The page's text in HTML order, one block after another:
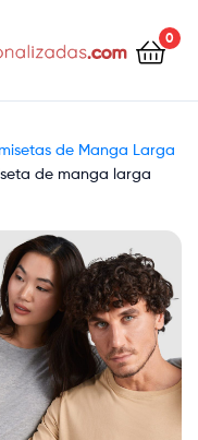
0
de Manga Larga
de manga larga